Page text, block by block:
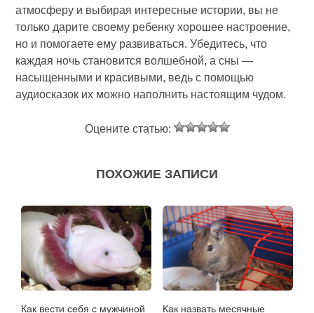
атмосферу и выбирая интересные истории, вы не
только дарите своему ребенку хорошее настроение,
но и помогаете ему развиваться. Убедитесь, что
каждая ночь становится волшебной, а сны —
насыщенными и красивыми, ведь с помощью
аудиосказок их можно наполнить настоящим чудом.
Оцените статью:
ПОХОЖИЕ ЗАПИСИ
Как вести себя с мужчиной
Как назвать месячные